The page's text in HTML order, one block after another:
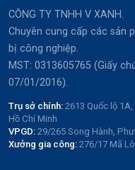
CÔNG TY TNHH V XANH.
Chuyên cung cấp các sản
bị công nghiệp.
MST: 0313605765 (Giấy
07/01/2016).
Trụ sở chính: 2613 Quốc lộ
Hồ Chí Minh
VPGD: 29/265 Song Hành,
Xưởng gia công: 276/17 Mã